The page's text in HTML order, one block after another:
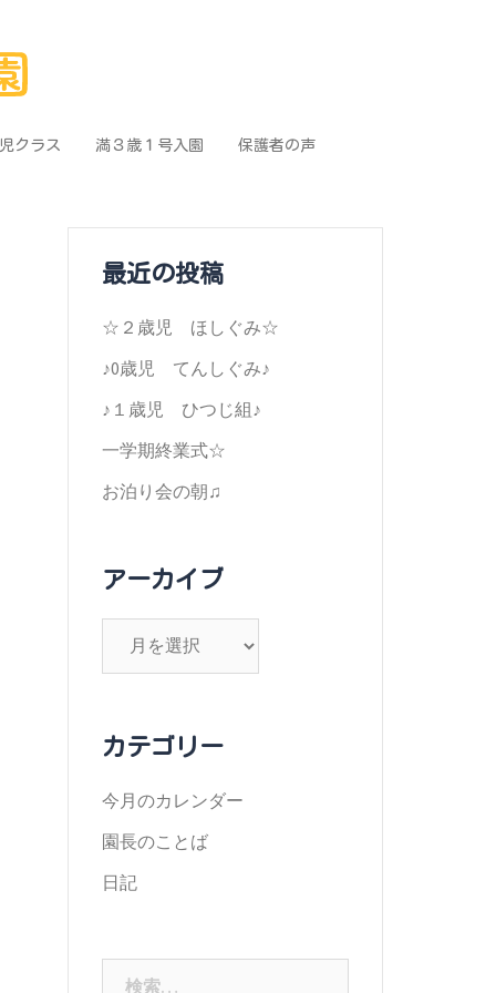
クラス 満３歳１号入園 保護者の声
最近の投稿
☆２歳児 ほしぐみ☆
♪0歳児 てんしぐみ♪
♪１歳児 ひつじ組♪
一学期終業式☆
お泊り会の朝♫
アーカイブ
ブ
カテゴリー
今月のカレンダー
園長のことば
日記